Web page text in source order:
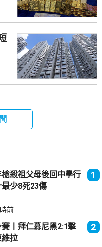
殺祖父母後回中學行
少8死23傷
1
前
賽丨拜仁慕尼黑2:1擊
維拉
2